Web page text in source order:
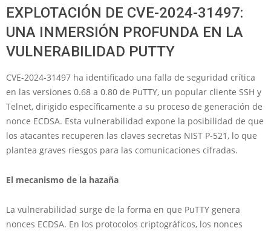
EXPLOTACIÓN DE CVE-2024-31497:
UNA INMERSIÓN PROFUNDA EN LA
VULNERABILIDAD PUTTY
CVE-2024-31497 ha identificado una falla de seguridad crítica
en las versiones 0.68 a 0.80 de PuTTY, un popular cliente SSH y
Telnet, dirigido específicamente a su proceso de generación de
nonce ECDSA. Esta vulnerabilidad expone la posibilidad de que
los atacantes recuperen las claves secretas NIST P-521, lo que
plantea graves riesgos para las comunicaciones cifradas.
El mecanismo de la hazaña
La vulnerabilidad surge de la forma en que PuTTY genera
nonces ECDSA. En los protocolos criptográficos, los nonces